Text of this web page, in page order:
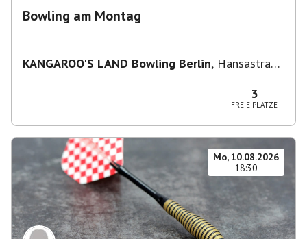
Bowling am Montag
KANGAROO'S LAND Bowling Berlin, Hansastraße
3
FREIE PLÄTZE
Mo, 10.08.2026
18:30